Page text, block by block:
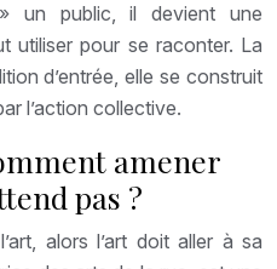
un public, il devient une
utiliser pour se raconter. La
d’entrée, elle se construit
l’action collective.
amener
pas ?
alors l’art doit aller à sa